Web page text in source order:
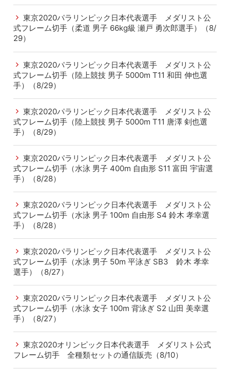
東京2020パラリンピック日本代表選手 メダリスト公
式フレーム切手（柔道 男子 66kg級 瀬戸 勇次郎選手）（8/
29）
東京2020パラリンピック日本代表選手 メダリスト公
式フレーム切手（陸上競技 男子 5000m T11 和田 伸也選
手）（8/29）
東京2020パラリンピック日本代表選手 メダリスト公
式フレーム切手（陸上競技 男子 5000m T11 唐澤 剣也選
手）（8/29）
東京2020パラリンピック日本代表選手 メダリスト公
式フレーム切手（水泳 男子 400m 自由形 S11 富田 宇宙選
手）（8/28）
東京2020パラリンピック日本代表選手 メダリスト公
式フレーム切手（水泳 男子 100m 自由形 S4 鈴木 孝幸選
手）（8/28）
東京2020パラリンピック日本代表選手 メダリスト公
式フレーム切手（水泳 男子 50m 平泳ぎ SB3 鈴木 孝幸
選手）（8/27）
東京2020パラリンピック日本代表選手 メダリスト公
式フレーム切手（水泳 女子 100m 背泳ぎ S2 山田 美幸選
手）（8/27）
東京2020オリンピック日本代表選手 メダリスト公式
フレーム切手 全種類セットの通信販売（8/10）